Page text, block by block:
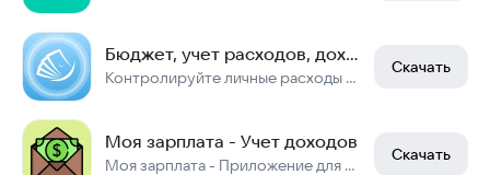
Бюджет, учет расходов, доходов
Контролируйте личные расходы и доходы или бюджет семьи! Ведите учет трат!
Скачать
Моя зарплата - Учет доходов
Моя зарплата - Приложение для учета зарплаты и определения среднегодового дохода
Скачать